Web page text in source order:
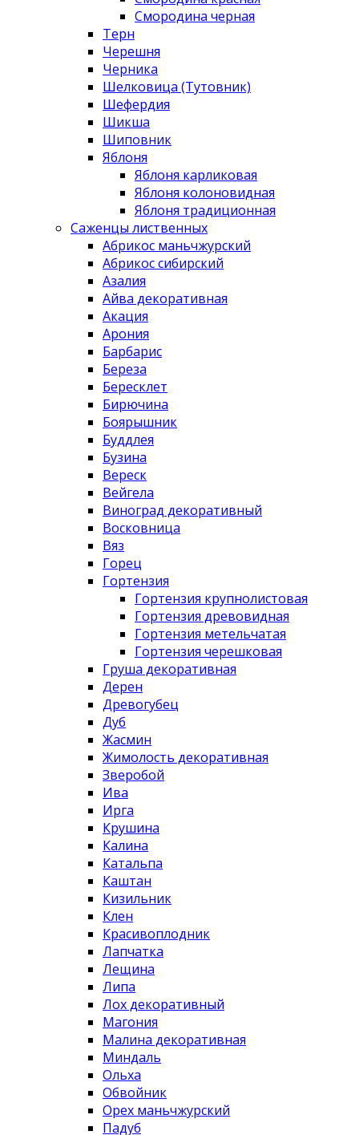
Смородина черная
Терн
Черешня
Черника
Шелковица (Тутовник)
Шефердия
Шикша
Шиповник
Яблоня
Яблоня карликовая
Яблоня колоновидная
Яблоня традиционная
Саженцы лиственных
Абрикос маньчжурский
Абрикос сибирский
Азалия
Айва декоративная
Акация
Арония
Барбарис
Береза
Бересклет
Бирючина
Боярышник
Буддлея
Бузина
Вереск
Вейгела
Виноград декоративный
Восковница
Вяз
Горец
Гортензия
Гортензия крупнолистовая
Гортензия древовидная
Гортензия метельчатая
Гортензия черешковая
Груша декоративная
Дерен
Древогубец
Дуб
Жасмин
Жимолость декоративная
Зверобой
Ива
Ирга
Крушина
Калина
Катальпа
Каштан
Кизильник
Клен
Красивоплодник
Лапчатка
Лещина
Липа
Лох декоративный
Магония
Малина декоративная
Миндаль
Ольха
Обвойник
Орех маньчжурский
Падуб